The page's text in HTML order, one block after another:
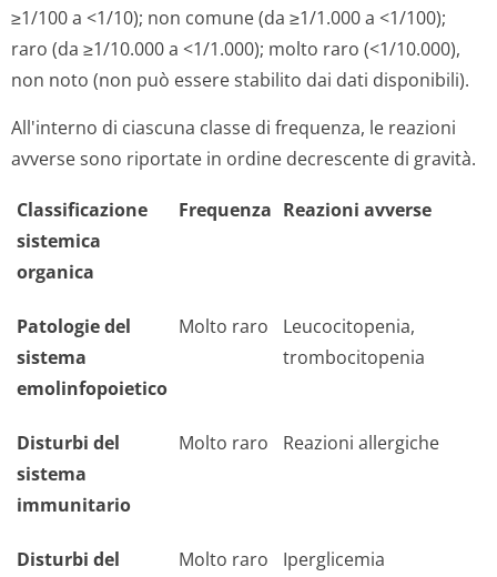
≥1/100 a <1/10); non comune (da ≥1/1.000 a <1/100);
raro (da ≥1/10.000 a <1/1.000); molto raro (<1/10.000),
non noto (non può essere stabilito dai dati disponibili).
All'interno di ciascuna classe di frequenza, le reazioni
avverse sono riportate in ordine decrescente di gravità.
Classificazione
sistemica
organica
Frequenza Reazioni avverse
Patologie del
sistema
emolinfopoietico
Molto raro
Leucocitopenia,
trombocitopenia
Disturbi del
sistema
immunitario
Molto raro Reazioni allergiche
Disturbi del
Molto raro Iperglicemia